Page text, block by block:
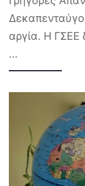
αργία. Η ΓΣΕΕ
...